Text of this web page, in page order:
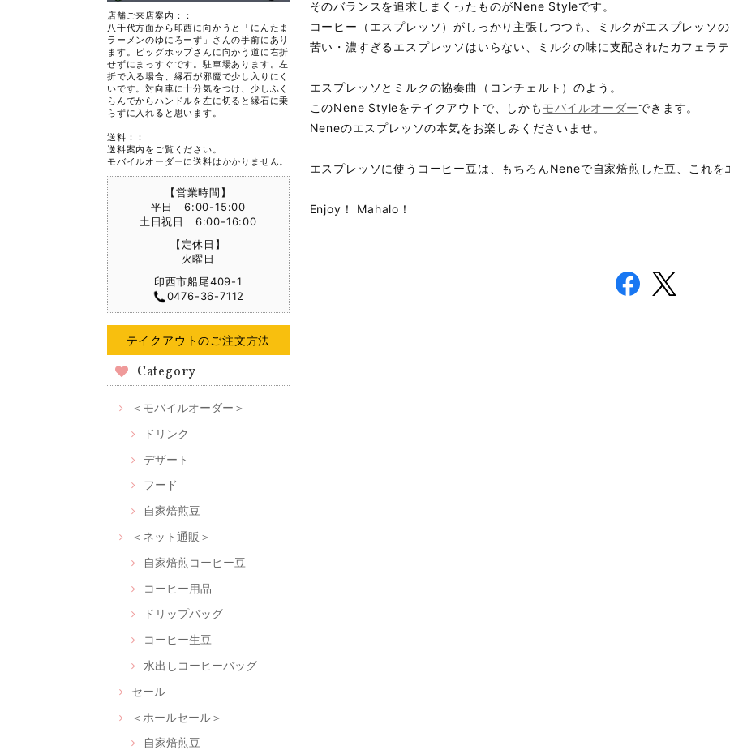
店舗ご来店案内：：
八千代方面から印西に向かうと「にんたま
ラーメンのゆにろーず」さんの手前にあり
ます。ビッグホップさんに向かう道に右折
せずにまっすぐです。駐車場あります。左
折で入る場合、縁石が邪魔で少し入りにく
いです。対向車に十分気をつけ、少しふく
らんでからハンドルを左に切ると縁石に乗
らずに入れると思います。
送料：：
送料案内をご覧ください。
モバイルオーダーに送料はかかりません。
【営業時間】
平日 6:00-15:00
土日祝日 6:00-16:00
【定休日】
火曜日
印西市船尾409-1
0476-36-7112
テイクアウトのご注文方法
Category
＜モバイルオーダー＞
ドリンク
デザート
フード
自家焙煎豆
＜ネット通販＞
自家焙煎コーヒー豆
コーヒー用品
ドリップバッグ
コーヒー生豆
水出しコーヒーバッグ
セール
＜ホールセール＞
自家焙煎豆
そのバランスを追求しまくったものがNene Styleです。
コーヒー（エスプレッソ）がしっかり主張しつつも、ミルクがエスプレッソの
苦い・濃すぎるエスプレッソはいらない、ミルクの味に支配されたカフェラテ
エスプレッソとミルクの協奏曲（コンチェルト）のよう。
このNene Styleをテイクアウトで、しかも モバイルオーダーできます。
Neneのエスプレッソの本気をお楽しみくださいませ。
エスプレッソに使うコーヒー豆は、もちろんNeneで自家焙煎した豆、これを
Enjoy！ Mahalo！